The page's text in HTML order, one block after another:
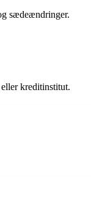
sædeændringer.
kreditinstitut.